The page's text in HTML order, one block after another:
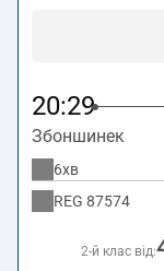
20:29
Збоншинек
6хв
REG 87574
2-й клас від: